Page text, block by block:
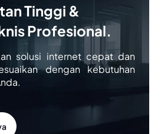
Tinggi &
Profesional.
solusi internet cepat dan
dengan kebutuhan